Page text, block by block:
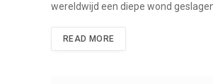
wereldwijd een diepe wond
READ MORE